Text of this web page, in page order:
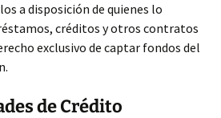
a disposición de quienes lo
créditos y otros contratos
exclusivo de captar fondos del
de Crédito